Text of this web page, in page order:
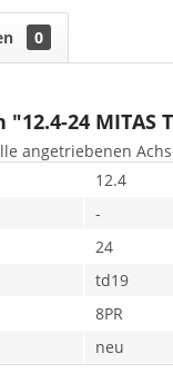
0
24 MITAS
angetriebenen
12.4
-
24
td19
8PR
neu